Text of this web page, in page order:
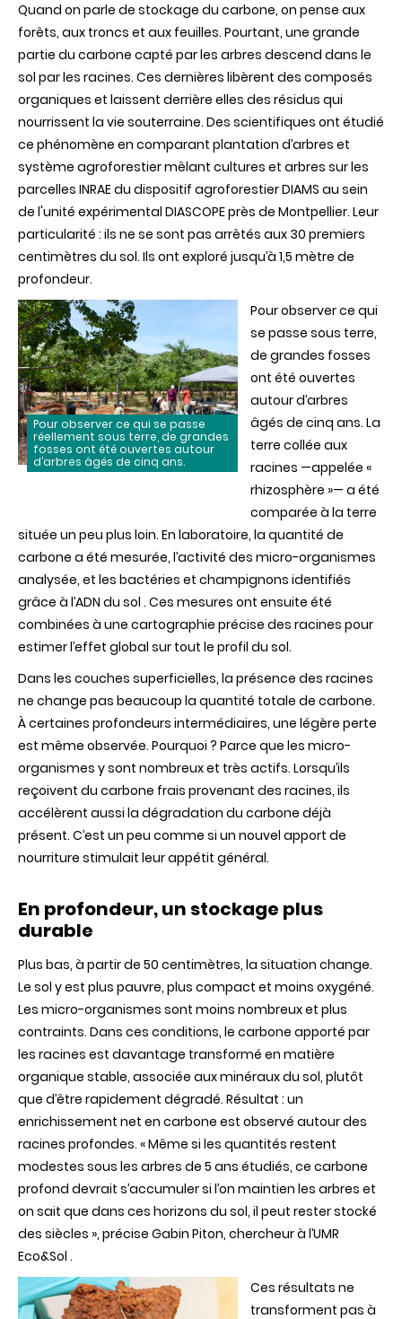
discret
de
du
carbone
Quand on parle de stockage du carbone, on pense aux
forêts, aux troncs et aux feuilles. Pourtant, une grande
partie du carbone capté par les arbres descend dans le
sol par les racines. Ces dernières libèrent des composés
organiques et laissent derrière elles des résidus qui
nourrissent la vie souterraine. Des scientifiques ont étudié
ce phénomène en comparant plantation d’arbres et
système agroforestier mêlant cultures et arbres sur les
parcelles INRAE du dispositif agroforestier DIAMS au sein
de l'unité expérimental DIASCOPE près de Montpellier. Leur
particularité : ils ne se sont pas arrêtés aux 30 premiers
centimètres du sol. Ils ont exploré jusqu’à 1,5 mètre de
profondeur.
Pour observer ce qui se passe
réellement sous terre, de grandes
fosses ont été ouvertes autour
d’arbres âgés de cinq ans.
Pour observer ce qui
se passe sous terre,
de grandes fosses
ont été ouvertes
autour d’arbres
âgés de cinq ans. La
terre collée aux
racines —appelée «
rhizosphère »— a été
comparée à la terre
située un peu plus loin. En laboratoire, la quantité de
carbone a été mesurée, l’activité des micro-organismes
analysée, et les bactéries et champignons identifiés
grâce à l’ADN du sol . Ces mesures ont ensuite été
combinées à une cartographie précise des racines pour
estimer l’effet global sur tout le profil du sol.
Dans les couches superficielles, la présence des racines
ne change pas beaucoup la quantité totale de carbone.
À certaines profondeurs intermédiaires, une légère perte
est même observée. Pourquoi ? Parce que les micro-
organismes y sont nombreux et très actifs. Lorsqu’ils
reçoivent du carbone frais provenant des racines, ils
accélèrent aussi la dégradation du carbone déjà
présent. C’est un peu comme si un nouvel apport de
nourriture stimulait leur appétit général.
En profondeur, un stockage plus
durable
Plus bas, à partir de 50 centimètres, la situation change.
Le sol y est plus pauvre, plus compact et moins oxygéné.
Les micro-organismes sont moins nombreux et plus
contraints. Dans ces conditions, le carbone apporté par
les racines est davantage transformé en matière
organique stable, associée aux minéraux du sol, plutôt
que d’être rapidement dégradé. Résultat : un
enrichissement net en carbone est observé autour des
racines profondes. « Même si les quantités restent
modestes sous les arbres de 5 ans étudiés, ce carbone
profond devrait s’accumuler si l’on maintien les arbres et
on sait que dans ces horizons du sol, il peut rester stocké
des siècles », précise Gabin Piton, chercheur à l’UMR
Eco&Sol .
Ces résultats ne
transforment pas à